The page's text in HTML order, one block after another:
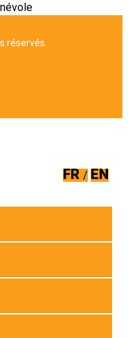
réservés
FR EN